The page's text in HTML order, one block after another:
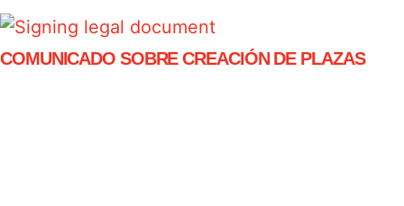
COMUNICADO SOBRE CREACIÓN DE PLAZAS